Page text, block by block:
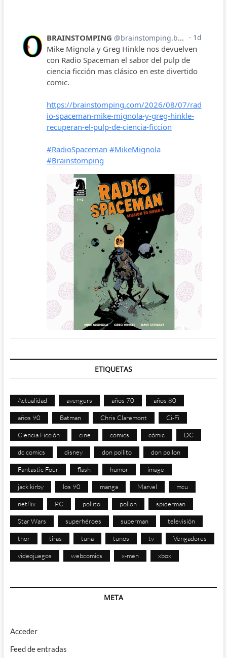
ETIQUETAS
Actualidad avengers años 70 años 80
años 90 Batman Chris Claremont Ci-Fi
Ciencia Ficción cine comics cómic DC
dc comics disney don pollito don pollon
Fantastic Four flash humor image
jack kirby los 90 manga Marvel mcu
netflix PC pollito pollon spiderman
Star Wars superhéroes superman televisión
thor tiras tuna tunos tv Vengadores
videojuegos webcomics x-men xbox
META
Acceder
Feed de entradas